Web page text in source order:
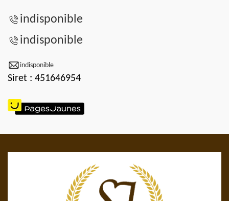
indisponible
indisponible
indisponible
Siret : 451646954